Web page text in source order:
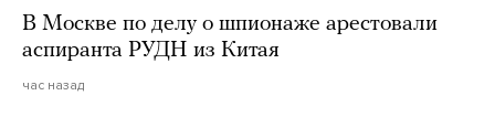
В Москве по делу о шпионаже арестовали
аспиранта РУДН из Китая
час назад